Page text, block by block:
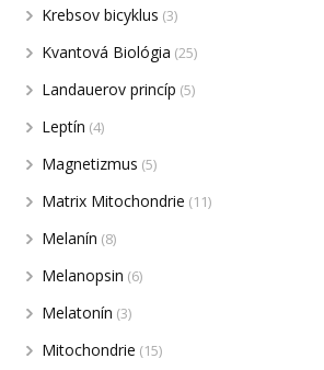
Krebsov bicyklus (3)
Kvantová Biológia (25)
Landauerov princíp (5)
Leptín (4)
Magnetizmus (5)
Matrix Mitochondrie (11)
Melanín (8)
Melanopsin (6)
Melatonín (3)
Mitochondrie (15)